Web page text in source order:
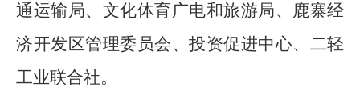
通运输局、文化体育广电和旅游局、 鹿寨经
济开发 区管理委员会、投资促进中心、二轻
工业联合社。